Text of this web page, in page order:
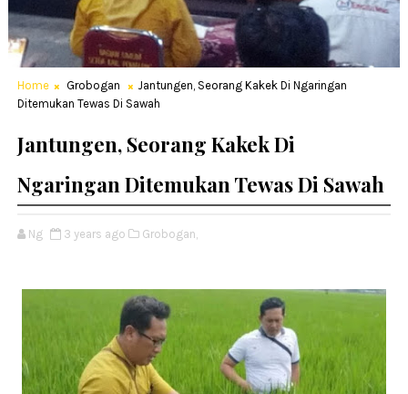
Home Grobogan
Jantungen, Seorang Kakek Di Ngaringan
Ditemukan Tewas Di Sawah
Jantungen, Seorang Kakek Di
Ngaringan Ditemukan Tewas Di Sawah
Ng 3 years ago Grobogan,